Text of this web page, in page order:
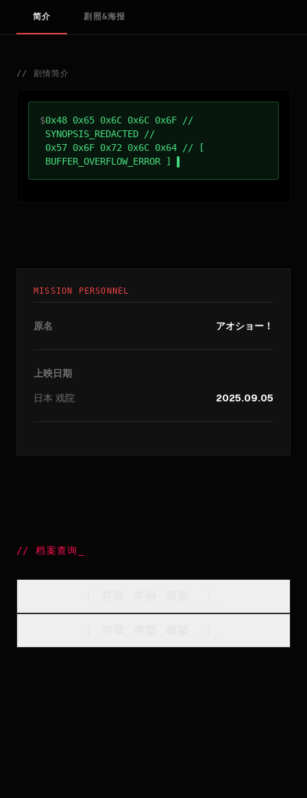
简介 剧照&海报
// 剧情简介
$0x48 0x65 0x6C 0x6C 0x6F //
SYNOPSIS_REDACTED //
0x57 0x6F 0x72 0x6C 0x64 // [
BUFFER_OVERFLOW_ERROR ]
MISSION PERSONNEL
原名 アオショー！
上映日期
日本 戏院 2025.09.05
//档案查询